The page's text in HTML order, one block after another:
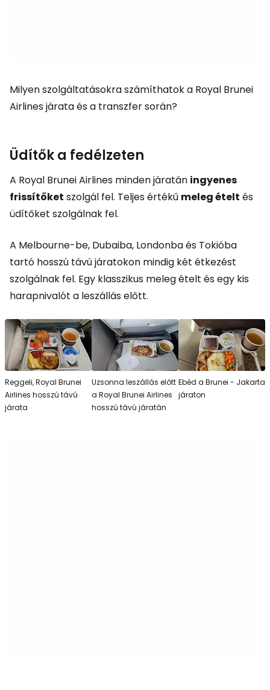
Milyen szolgáltatásokra számíthatok a Royal Brunei
Airlines járata és a transzfer során?
Üdítők a fedélzeten
A Royal Brunei Airlines minden járatán ingyenes
frissítőket szolgál fel. Teljes értékű meleg ételt és
üdítőket szolgálnak fel.
A Melbourne-be, Dubaiba, Londonba és Tokióba
tartó hosszú távú járatokon mindig két étkezést
szolgálnak fel. Egy klasszikus meleg ételt és egy kis
harapnivalót a leszállás előtt.
Reggeli, Royal Brunei
Airlines hosszú távú
járata
Uzsonna leszállás előtt
a Royal Brunei Airlines
hosszú távú járatán
Ebéd a Brunei - Jakarta
járaton